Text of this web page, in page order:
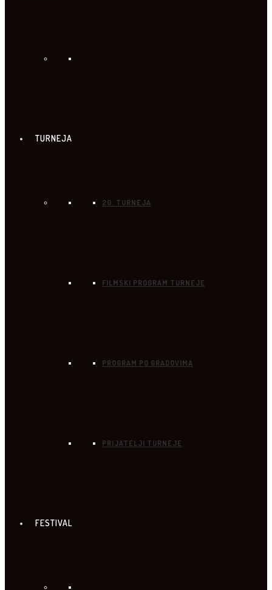
TURNEJA
20. TURNEJA
FILMSKI PROGRAM TURNEJE
PROGRAM PO GRADOVIMA
PRIJATELJI TURNEJE
FESTIVAL